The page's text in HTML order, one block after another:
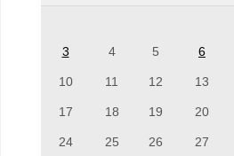
3 4 5 6
10 11 12 13
17 18 19 20
24 25 26 27